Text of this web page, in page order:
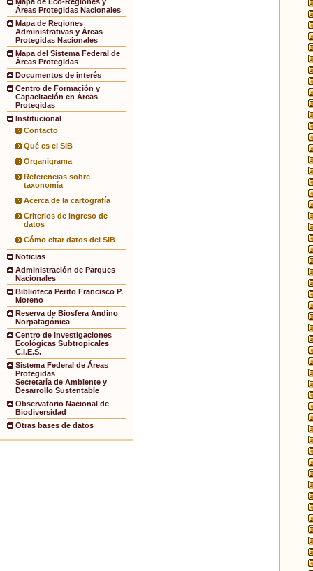
Mapa de Eco-Regiones y
Áreas Protegidas Nacionales
Mapa de Regiones
Administrativas y Áreas
Protegidas Nacionales
Mapa del Sistema Federal de
Áreas Protegidas
Documentos de interés
Centro de Formación y
Capacitación en Áreas
Protegidas
Institucional
Contacto
Qué es el SIB
Organigrama
Referencias sobre
taxonomía
Acerca de la cartografía
Criterios de ingreso de
datos
Cómo citar datos del SIB
Noticias
Administración de Parques
Nacionales
Biblioteca Perito Francisco P.
Moreno
Reserva de Biosfera Andino
Norpatagónica
Centro de Investigaciones
Ecológicas Subtropicales
C.I.E.S.
Sistema Federal de Áreas
Protegidas
Secretaría de Ambiente y
Desarrollo Sustentable
Observatorio Nacional de
Biodiversidad
Otras bases de datos